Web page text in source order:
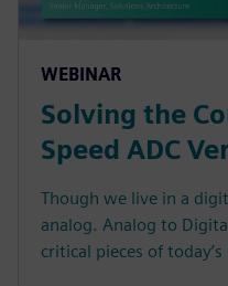
WEBINAR
Solving the
Speed ADC
Though we live in a
analog. Analog to
critical pieces of